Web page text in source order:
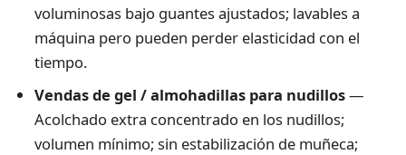
voluminosas bajo guantes ajustados; lavables a
máquina pero pueden perder elasticidad con el
tiempo.
Vendas de gel / almohadillas para nudillos—
Acolchado extra concentrado en los nudillos;
volumen mínimo; sin estabilización de muñeca;